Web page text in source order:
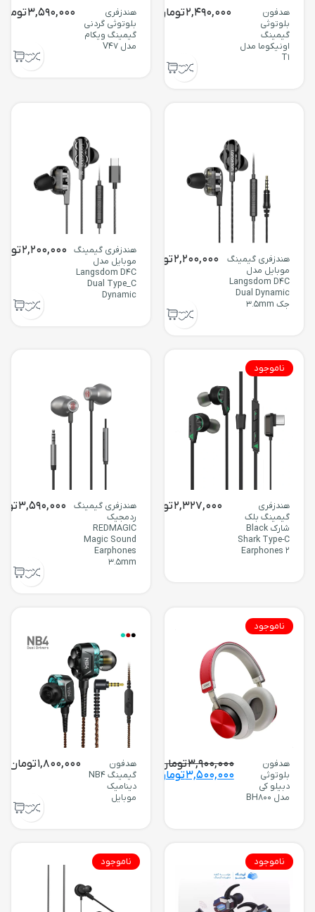
هدفون
بلوتوثی
گیمینگ
اونیکوما مدل
T1
2,490,000تومان
هندزفری
بلوتوثی گردنی
گیمینگ ویکام
مدل V47
3,590,000
هندزفری گیمینگ
موبایل مدل
Langsdom D4C
Dual Dynamic
جک 3.5mm
2,200,000تومان
هندزفری گیمینگ
موبایل مدل
Langsdom D4C
Dual Type_C
Dynamic
2,200,000
هندزفری
گیمینگ بلک
شارک Black
Shark Type-C
Earphones 2
2,327,000تومان
ناموجود
هندزفری گیمینگ
ردمجیک
REDMAGIC
Magic Sound
Earphones
3.5mm
3,590,000
هدفون
بلوتوثی
دبیلو کی
مدل BH800
3,900,000تومان
3,500,000تومان
ناموجود
هدفون
گیمینگ NB4
دینامیک
موبایل
1,800,000تومان
ناموجود ناموجود